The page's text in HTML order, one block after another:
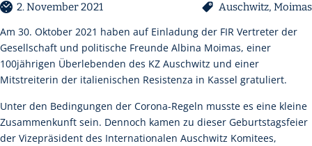
2. November 2021 Auschwitz, Moimas
Am 30. Oktober 2021 haben auf Einladung der FIR Vertreter der
Gesellschaft und politische Freunde Albina Moimas, einer
100jährigen Überlebenden des KZ Auschwitz und einer
Mitstreiterin der italienischen Resistenza in Kassel gratuliert.
Unter den Bedingungen der Corona-Regeln musste es eine kleine
Zusammenkunft sein. Dennoch kamen zu dieser Geburtstagsfeier
der Vizepräsident des Internationalen Auschwitz Komitees,